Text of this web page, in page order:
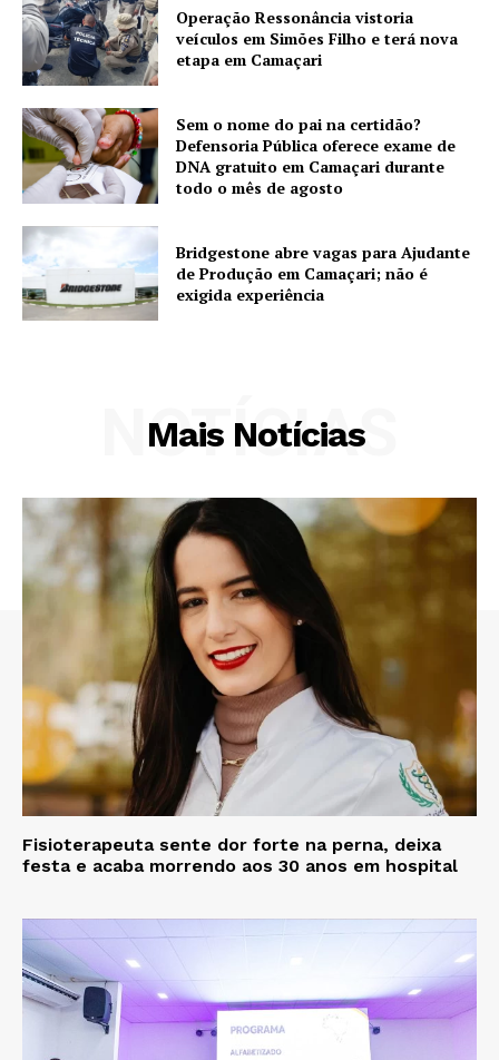
Operação Ressonância vistoria
veículos em Simões Filho e terá nova
etapa em Camaçari
Sem o nome do pai na certidão?
Defensoria Pública oferece exame de
DNA gratuito em Camaçari durante
todo o mês de agosto
Bridgestone abre vagas para Ajudante
de Produção em Camaçari; não é
exigida experiência
Mais Notícias
NOTÍCIAS
Fisioterapeuta sente dor forte na perna, deixa
festa e acaba morrendo aos 30 anos em hospital